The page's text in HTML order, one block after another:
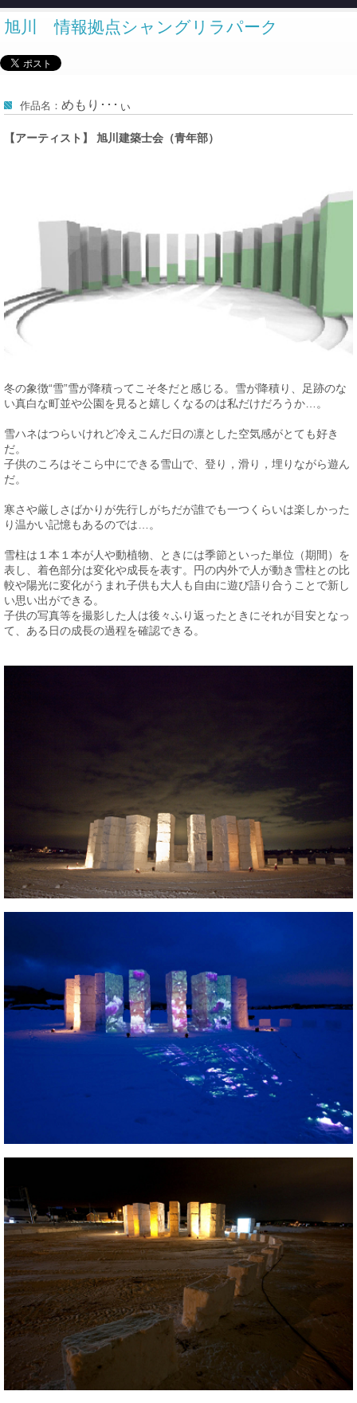
旭川 情報拠点シャングリラパーク
作品名： めもり･･･ぃ
【アーティスト】 旭川建築士会（青年部）
冬の象徴“雪”雪が降積ってこそ冬だと感じる。雪が降積り、足跡のな
い真白な町並や公園を見ると嬉しくなるのは私だけだろうか…。
雪ハネはつらいけれど冷えこんだ日の凛とした空気感がとても好き
だ。
子供のころはそこら中にできる雪山で、登り，滑り，埋りながら遊ん
だ。
寒さや厳しさばかりが先行しがちだが誰でも一つくらいは楽しかった
り温かい記憶もあるのでは…。
雪柱は１本１本が人や動植物、ときには季節といった単位（期間）を
表し、着色部分は変化や成長を表す。円の内外で人が動き雪柱との比
較や陽光に変化がうまれ子供も大人も自由に遊び語り合うことで新し
い思い出ができる。
子供の写真等を撮影した人は後々ふり返ったときにそれが目安となっ
て、ある日の成長の過程を確認できる。